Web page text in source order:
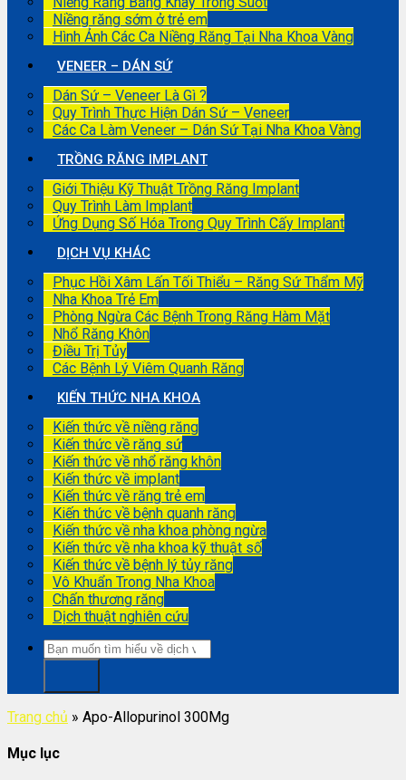
Niềng răng sớm ở trẻ em
Hình Ảnh Các Ca Niềng Răng Tại Nha Khoa Vàng
VENEER – DÁN SỨ
Dán Sứ – Veneer Là Gì ?
Quy Trình Thực Hiện Dán Sứ – Veneer
Các Ca Làm Veneer – Dán Sứ Tại Nha Khoa Vàng
TRỒNG RĂNG IMPLANT
Giới Thiệu Kỹ Thuật Trồng Răng Implant
Quy Trình Làm Implant
Ứng Dụng Số Hóa Trong Quy Trình Cấy Implant
DỊCH VỤ KHÁC
Phục Hồi Xâm Lấn Tối Thiểu – Răng Sứ Thẩm Mỹ
Nha Khoa Trẻ Em
Phòng Ngừa Các Bệnh Trong Răng Hàm Mặt
Nhổ Răng Khôn
Điều Trị Tủy
Các Bệnh Lý Viêm Quanh Răng
KIẾN THỨC NHA KHOA
Kiến thức về niềng răng
Kiến thức về răng sứ
Kiến thức về nhổ răng khôn
Kiến thức về implant
Kiến thức về răng trẻ em
Kiến thức về bệnh quanh răng
Kiến thức về nha khoa phòng ngừa
Kiến thức về nha khoa kỹ thuật số
Kiến thức về bệnh lý tủy răng
Vô Khuẩn Trong Nha Khoa
Chấn thương răng
Dịch thuật nghiên cứu
Trang chủ » Apo-Allopurinol 300Mg
Mục lục